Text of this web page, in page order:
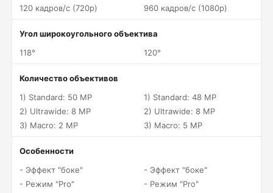
120 кадров/c (720p)
960 кадров/c (1080p)
Угол широкоугольного объектива
118°
120°
Количество объективов
1) Standard: 50 MP
2) Ultrawide: 8 MP
3) Macro: 2 MP
1) Standard: 48 MP
2) Ultrawide: 8 MP
3) Macro: 5 MP
Особенности
- Эффект "боке"
- Режим "Pro"
- Эффект "боке"
- Режим "Pro"